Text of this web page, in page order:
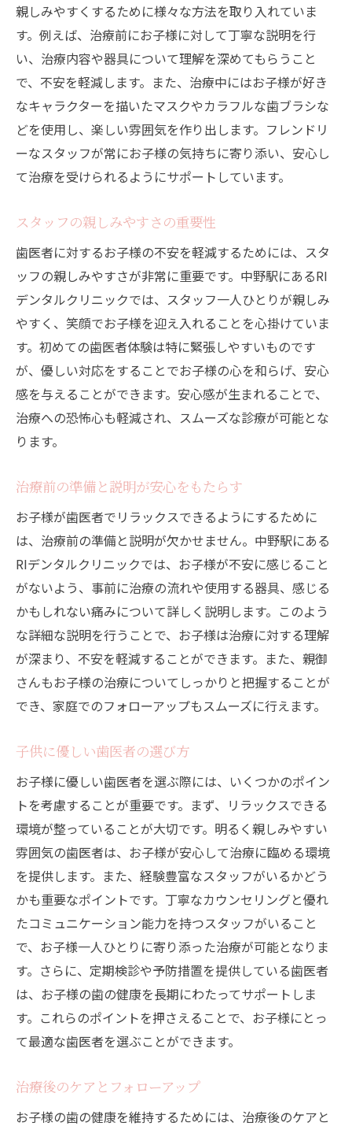
親しみやすくするために様々な方法を取り入れていま
す。例えば、治療前にお子様に対して丁寧な説明を行
い、治療内容や器具について理解を深めてもらうこと
で、不安を軽減します。また、治療中にはお子様が好き
なキャラクターを描いたマスクやカラフルな歯ブラシな
どを使用し、楽しい雰囲気を作り出します。フレンドリ
ーなスタッフが常にお子様の気持ちに寄り添い、安心し
て治療を受けられるようにサポートしています。
スタッフの親しみやすさの重要性
歯医者に対するお子様の不安を軽減するためには、スタ
ッフの親しみやすさが非常に重要です。中野駅にあるRI
デンタルクリニックでは、スタッフ一人ひとりが親しみ
やすく、笑顔でお子様を迎え入れることを心掛けていま
す。初めての歯医者体験は特に緊張しやすいものです
が、優しい対応をすることでお子様の心を和らげ、安心
感を与えることができます。安心感が生まれることで、
治療への恐怖心も軽減され、スムーズな診療が可能とな
ります。
治療前の準備と説明が安心をもたらす
お子様が歯医者でリラックスできるようにするために
は、治療前の準備と説明が欠かせません。中野駅にある
RIデンタルクリニックでは、お子様が不安に感じること
がないよう、事前に治療の流れや使用する器具、感じる
かもしれない痛みについて詳しく説明します。このよう
な詳細な説明を行うことで、お子様は治療に対する理解
が深まり、不安を軽減することができます。また、親御
さんもお子様の治療についてしっかりと把握することが
でき、家庭でのフォローアップもスムーズに行えます。
子供に優しい歯医者の選び方
お子様に優しい歯医者を選ぶ際には、いくつかのポイン
トを考慮することが重要です。まず、リラックスできる
環境が整っていることが大切です。明るく親しみやすい
雰囲気の歯医者は、お子様が安心して治療に臨める環境
を提供します。また、経験豊富なスタッフがいるかどう
かも重要なポイントです。丁寧なカウンセリングと優れ
たコミュニケーション能力を持つスタッフがいること
で、お子様一人ひとりに寄り添った治療が可能となりま
す。さらに、定期検診や予防措置を提供している歯医者
は、お子様の歯の健康を長期にわたってサポートしま
す。これらのポイントを押さえることで、お子様にとっ
て最適な歯医者を選ぶことができます。
治療後のケアとフォローアップ
お子様の歯の健康を維持するためには、治療後のケアと